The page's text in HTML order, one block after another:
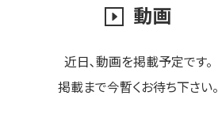
動画
近日､動画を掲載予定です。
掲載まで今暫くお待ち下さい。